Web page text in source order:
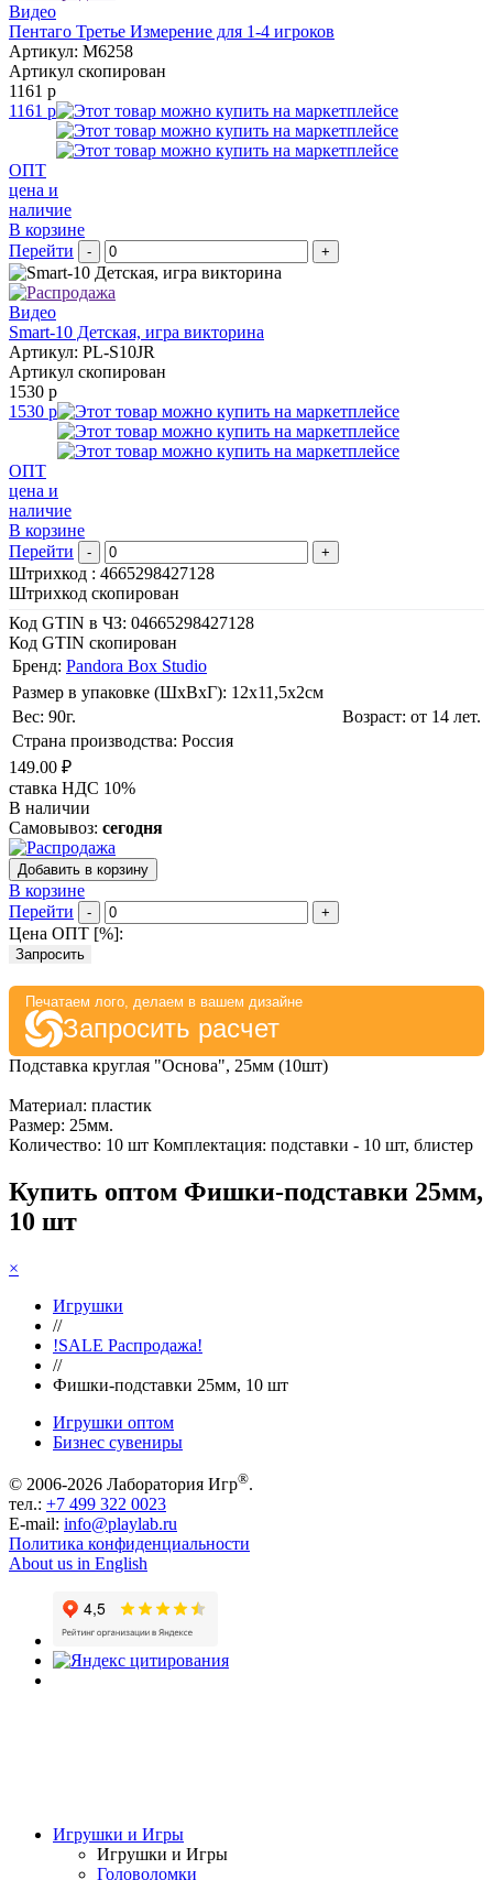
Видео
Пентаго Третье Измерение для 1-4 игроков
Артикул: M6258
Артикул скопирован
1161 р
1161 р
ОПТ
цена и
наличие
В корзине
Перейти
- +
Видео
Smart-10 Детская, игра викторина
Артикул: PL-S10JR
Артикул скопирован
1530 р
1530 р
ОПТ
цена и
наличие
В корзине
Перейти
- +
Штрихкод : 4665298427128
Штрихкод скопирован
Код GTIN в ЧЗ: 04665298427128
Код GTIN скопирован
Бренд: Pandora Box Studio
Размер в упаковке (ШхВxГ): 12х11,5х2cм
Вес: 90г.
Возраст: от 14 лет.
Страна производства: Россия
149.00 ₽
ставка НДС 10%
В наличии
Самовывоз: сегодня
Добавить в корзину
В корзине
Перейти
- +
Цена ОПТ [%]:
Запросить
Печатаем лого, делаем в вашем дизайне
Запросить расчет
Подставка круглая "Основа", 25мм (10шт)
Материал: пластик
Размер: 25мм.
Количество: 10 шт Комплектация: подставки - 10 шт, блистер
Купить оптом Фишки-подставки 25мм,
10 шт
×
Игрушки
//
!SALE Распродажа!
//
Фишки-подставки 25мм, 10 шт
Игрушки оптом
Бизнес сувениры
© 2006-2026 Лаборатория Игр®.
тел.: +7 499 322 0023
E-mail: info@playlab.ru
Политика конфиденциальности
About us in English
Игрушки и Игры
Игрушки и Игры
Головоломки